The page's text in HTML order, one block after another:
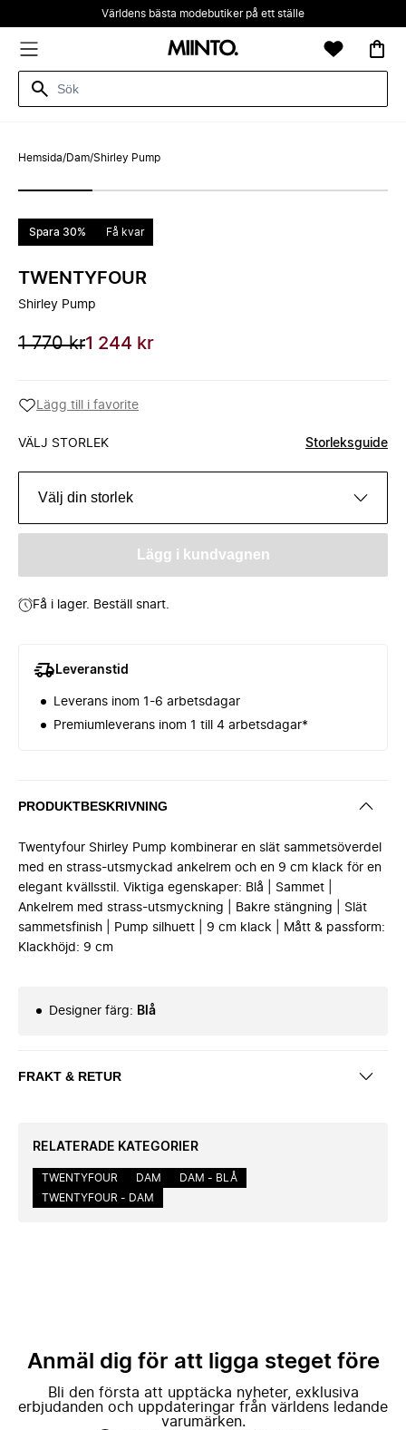
Världens bästa modebutiker på ett ställe
Hemsida/Dam/Shirley Pump
Spara 30% Få kvar
TWENTYFOUR
Shirley Pump
1 770 kr1 244 kr
Lägg till i favorite
VÄLJ STORLEK Storleksguide
Välj din storlek
Lägg i kundvagnen
Få i lager. Beställ snart.
Leveranstid
Leverans inom 1-6 arbetsdagar
Premiumleverans inom 1 till 4 arbetsdagar*
PRODUKTBESKRIVNING
Twentyfour Shirley Pump kombinerar en slät sammetsöverdel
med en strass-utsmyckad ankelrem och en 9 cm klack för en
elegant kvällsstil. Viktiga egenskaper: Blå | Sammet |
Ankelrem med strass-utsmyckning | Bakre stängning | Slät
sammetsfinish | Pump silhuett | 9 cm klack | Mått & passform:
Klackhöjd: 9 cm
Designer färg: Blå
FRAKT & RETUR
RELATERADE KATEGORIER
TWENTYFOUR DAM
DAM - BLÅ
TWENTYFOUR - DAM
Anmäl dig för att ligga steget före
Bli den första att upptäcka nyheter, exklusiva
erbjudanden och uppdateringar från världens ledande
varumärken.